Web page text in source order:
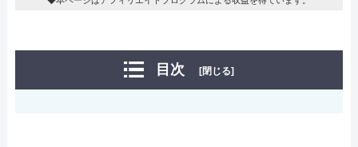
目次 [閉じる]